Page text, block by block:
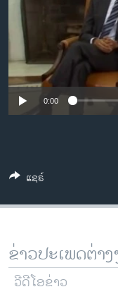
ເອເຊຍ
ອິດສະຫຼະພາບດ້ານການ
ຊີວິດຊາວລາວ
ຊຸມຊົນຊາວລາວ
ວິທະຍາສາດ-ເທັກໂນໂລຈີ
ພາສາອັງກິດ
ລາຍການກະຈາຍສຽງ
ລາຍງານ
ຕິດຕາມພວກເຮົາ ທີ່
No
0:00
ແຊຣ໌
ຂ່າວປະເພດຕ່າ
ວີດີໂອຂ່າວ